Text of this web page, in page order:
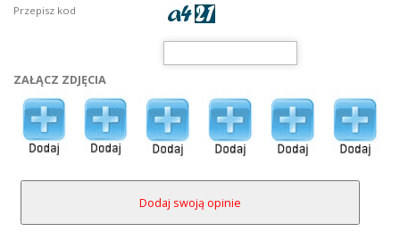
Przepisz kod
ZAŁĄCZ ZDJĘCIA